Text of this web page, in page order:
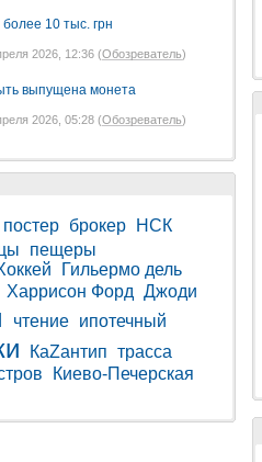
10 тыс. грн
2026, 12:36 (Обозреватель)
выпущена монета
2026, 05:28 (Обозреватель)
постер брокер
НСК
пещеры
Гильермо дель
Харрисон Форд Джоди
чтение ипотечный
КаZантип трасса
Киево-Печерская